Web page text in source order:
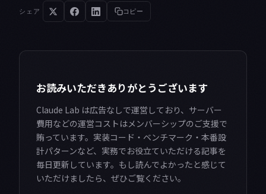
シェア コピー
お読みいただきありがとうございます
Claude Lab は広告なしで運営しており、サーバー
費用などの運営コストはメンバーシップのご支援で
賄っています。実装コード・ベンチマーク・本番設
計パターンなど、実務でお役立ていただける記事を
毎日更新しています。もし読んでよかったと感じて
いただけましたら、ぜひご覧ください。